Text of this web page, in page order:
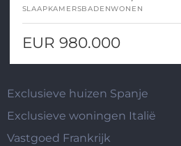
SLAAPKAMERSBADENWONEN
EUR 980.000
Exclusieve huizen Spanje
Exclusieve woningen Italië
Vastgoed Frankrijk